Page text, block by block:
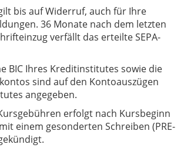
bis auf Widerruf, auch für Ihre
36 Monate nach dem letzten
verfällt das erteilte SEPA-
BIC Ihres Kreditinstitutes sowie die
sind auf den Kontoauszügen
angegeben.
erfolgt nach Kursbeginn
einem gesonderten Schreiben (PRE-